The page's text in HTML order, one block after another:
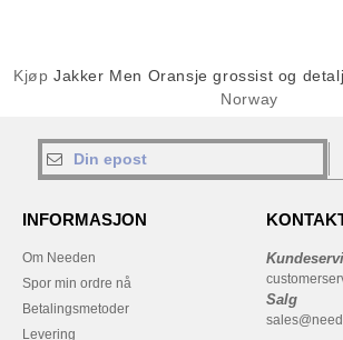
KjøpJakker Men Oransje grossist og
Norway
INFORMASJON
Om Needen
Spor min ordre nå
Betalingsmetoder
Levering
Salg